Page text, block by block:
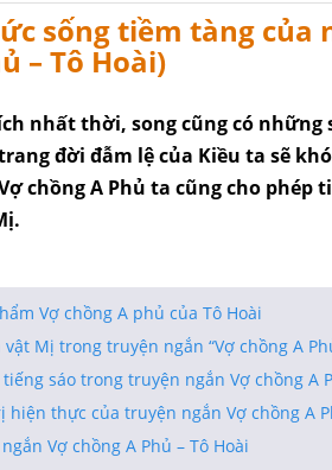
sống tiềm tàng của
– Tô Hoài)
nhất thời, song cũng có
đời đẫm lệ của Kiều ta sẽ
chồng A Phủ ta cũng cho phép
Vợ chồng A phủ của Tô Hoài
Mị trong truyện ngắn “Vợ chồng A
sáo trong truyện ngắn Vợ chồng A
hiện thực của truyện ngắn Vợ chồng A
Vợ chồng A Phủ – Tô Hoài